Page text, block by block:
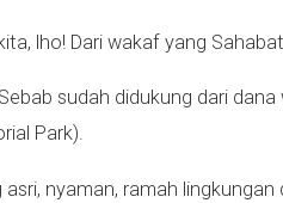
lho! Dari wakaf yang
sudah didukung dari
Park).
nyaman, ramah